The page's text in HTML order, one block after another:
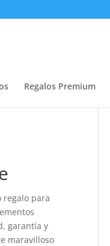
Regalos Premium
regalo para
garantía y
maravilloso